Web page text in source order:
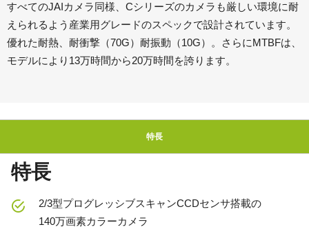
すべてのJAIカメラ同様、Cシリーズのカメラも厳しい環境に耐
えられるよう産業用グレードのスペックで設計されています。
優れた耐熱、耐衝撃（70G）耐振動（10G）。さらにMTBFは、
モデルにより13万時間から20万時間を誇ります。
特長
特長
2/3型プログレッシブスキャンCCDセンサ搭載の
140万画素カラーカメラ